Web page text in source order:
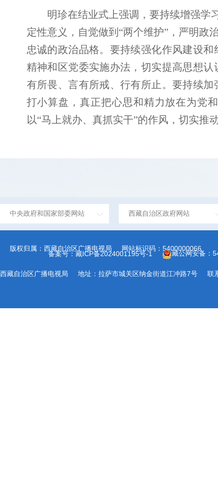
明珍在结业式上强调，要持续增强学
定性意义，自觉做到“两个维护”，严明政
忠诚的政治品格。要持续强化作风建设
精神和区党委实施办法，切实提高思想
有所畏、言有所戒、行有所止。要持续
打小算盘，真正把心思和精力放在为党
以“马上就办、真抓实干”的作风，切实推
中央政府和国家部委网站 西藏自治区政府网站
版权归属：西藏自治区广播电视局 网站标识码：5400000066
备案号：藏ICP备2024001195号-1 藏公网安备：
西藏自治区广播电视局 地址：拉萨市城关区纳金街道江冲路7号 联